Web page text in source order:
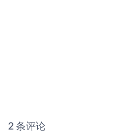
2 条评论